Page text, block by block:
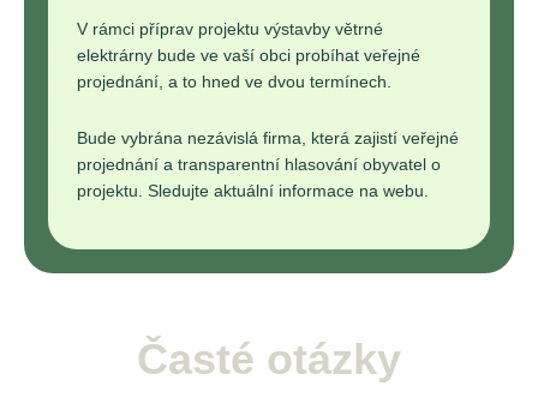
V rámci příprav projektu výstavby větrné
elektrárny bude ve vaší obci probíhat veřejné
projednání, a to hned ve dvou termínech.
Bude vybrána nezávislá firma, která zajistí veřejné
projednání a transparentní hlasování obyvatel o
projektu. Sledujte aktuální informace na webu.
Časté otázky